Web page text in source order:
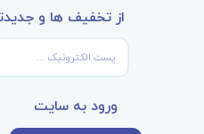
از تخفیف ها و
ورود به سایت